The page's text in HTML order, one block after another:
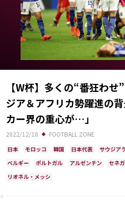
Teams
日本代表
Team Japan
日程・結果
Schedule
ランキング
Ranking
大会について
About
【W杯】多くの“番狂わ
ジア＆アフリカ勢躍進の
カー界の重心が…」
2022/12/18 FOOTBALL ZONE
日本 モロッコ 韓国 日本代表 サウジア
ベルギー
ポルトガル アルゼンチン セネ
リオネル・メッシ